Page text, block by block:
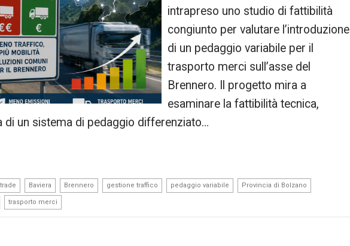
intrapreso uno studio di fattibilità
congiunto per valutare l’introduzione
di un pedaggio variabile per il
trasporto merci sull’asse del
Brennero. Il progetto mira a
esaminare la fattibilità tecnica,
di un sistema di pedaggio differenziato…
Baviera Brennero gestione traffico pedaggio variabile Provincia di Bolzano
trasporto merci